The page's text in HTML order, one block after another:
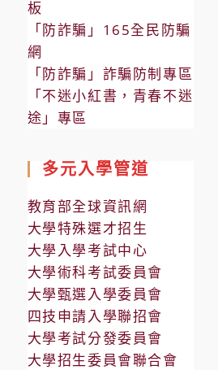
板
「防詐騙」165全民防騙
網
「防詐騙」詐騙防制專區
「不迷小紅書，青春不迷
途」專區
多元入學管道
教育部全球資訊網
大學特殊選才招生
大學入學考試中心
大學術科考試委員會
大學甄選入學委員會
四技申請入學聯招會
大學考試分發委員會
大學招生委員會聯合會